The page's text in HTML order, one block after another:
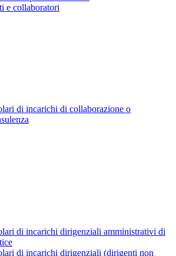
e collaboratori
di incarichi di collaborazione o
di incarichi dirigenziali amministrativi di
di incarichi dirigenziali (dirigenti non